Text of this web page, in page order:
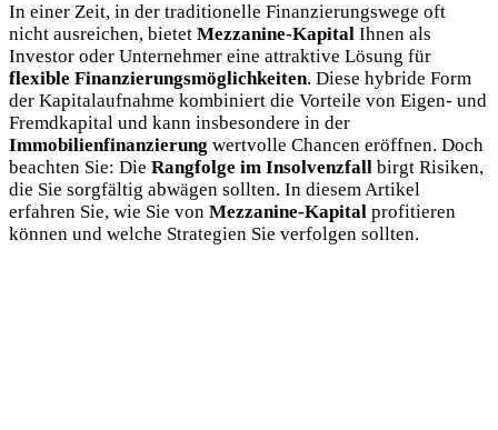
In einer Zeit, in der traditionelle Finanzierungswege oft
nicht ausreichen, bietet Mezzanine-Kapital Ihnen als
Investor oder Unternehmer eine attraktive Lösung für
flexible Finanzierungsmöglichkeiten. Diese hybride Form
der Kapitalaufnahme kombiniert die Vorteile von Eigen- und
Fremdkapital und kann insbesondere in der
Immobilienfinanzierung wertvolle Chancen eröffnen. Doch
beachten Sie: Die Rangfolge im Insolvenzfall birgt Risiken,
die Sie sorgfältig abwägen sollten. In diesem Artikel
erfahren Sie, wie Sie von Mezzanine-Kapital profitieren
können und welche Strategien Sie verfolgen sollten.